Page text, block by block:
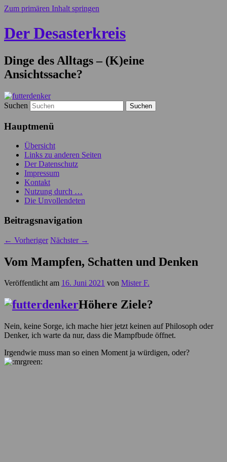
Zum primären Inhalt springen
Der Desasterkreis
Dinge des Alltags – (K)eine
Ansichtssache?
Suchen
Hauptmenü
Übersicht
Links zu anderen Seiten
Der Datenschutz
Impressum
Kontakt
Nutzung durch …
Die Unvollendeten
Beitragsnavigation
← Vorheriger Nächster →
Vom Mampfen, Schatten und Denken
Veröffentlicht am 16. Juni 2021 von Mister F.
Höhere Ziele?
Nein, keine Sorge, ich mache hier jetzt keinen auf Philosoph oder
Denker, ich warte da nur, dass die Mampfbude öffnet.
Irgendwie muss man so einen Moment ja würdigen, oder?